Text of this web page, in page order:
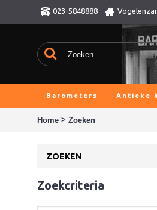
023-5848888
Barometers Antieke
Home > Zoeken
ZOEKEN
Zoekcriteria